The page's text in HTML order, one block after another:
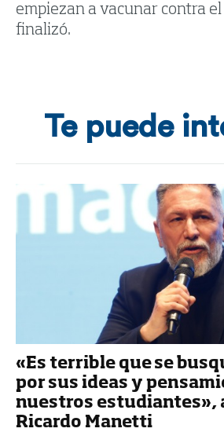
empiezan a vacunar contra el
finalizó.
Te puede
«Es terrible que se
por sus ideas y
nuestros estudiantes»,
Ricardo Manetti